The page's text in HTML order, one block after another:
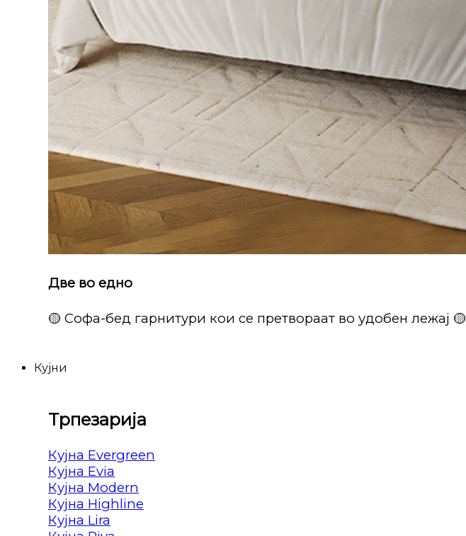
Две во едно
🟡 Софа-бед гарнитури кои се претвораат во удобен лежај 🟡
Кујни
Трпезарија
Кујна Evergreen
Кујна Evia
Кујна Modern
Кујна Highline
Кујна Lira